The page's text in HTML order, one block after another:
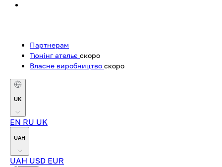
Партнерам
Тюнінг ательє скоро
Власне виробництво скоро
UK
EN RU UK
UAH
UAH USD EUR